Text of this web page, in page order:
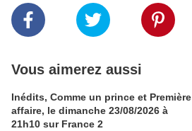
Vous aimerez aussi
Inédits, Comme un prince et Première
affaire, le dimanche 23/08/2026 à
21h10 sur France 2